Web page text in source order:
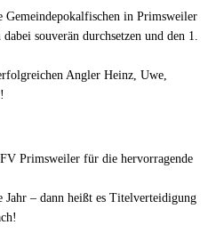
in Primsweiler
souverän durchsetzen und den 1.
Angler Heinz, Uwe,
Primsweiler für die hervorragende
Jahr – dann heißt es Titelverteidigung